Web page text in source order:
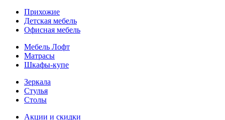
Прихожие
Детская мебель
Офисная мебель
Мебель Лофт
Матрасы
Шкафы-купе
Зеркала
Стулья
Столы
Акции и скидки